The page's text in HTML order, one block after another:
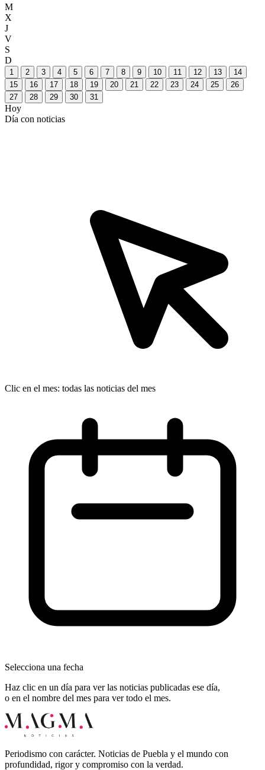
M
X
J
V
S
D
1 2 3 4 5 6 7 8 9 10 11 12 13
14
15
16 17 18 19 20 21 22 23 24 25
26
27
28 29 30 31
Hoy
Día con noticias
Clic en el mes: todas las noticias del mes
Selecciona una fecha
Haz clic en un día para ver las noticias publicadas ese día,
o en el nombre del mes para ver todo el mes.
Periodismo con carácter. Noticias de Puebla y el mundo con
profundidad, rigor y compromiso con la verdad.